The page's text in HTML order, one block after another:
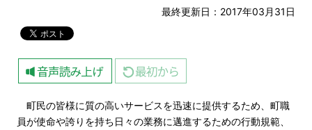
最終更新日：2017年03月31日
町民の皆様に質の高いサービスを迅速に提供するため、町職
員が使命や誇りを持ち日々の業務に邁進するための行動規範、